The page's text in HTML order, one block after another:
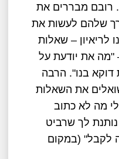
רובם מבררים את
שלהם לעשות את
לריאיון – שאלות
"מה את יודעת על
דוקא בנו". הרבה
את השאלות
מה לא כתוב
לך שרביט
לקבל" (במקום